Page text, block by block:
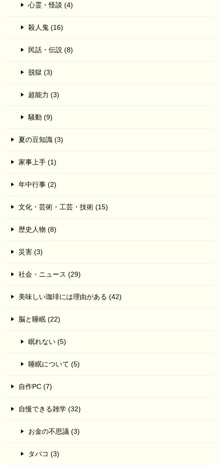
心霊・怪談 (4)
殺人鬼 (16)
民話・伝説 (8)
脱獄 (3)
超能力 (3)
騒動 (9)
夏の豆知識 (3)
家事上手 (1)
年中行事 (2)
文化・芸術・工芸・技術 (15)
歴史人物 (8)
災害 (3)
社会・ニュース (29)
美味しい珈琲には理由がある (42)
脳と睡眠 (22)
眠れない (5)
睡眠について (5)
自作PC (7)
自慢できる雑学 (32)
お金の不思議 (3)
タバコ (3)